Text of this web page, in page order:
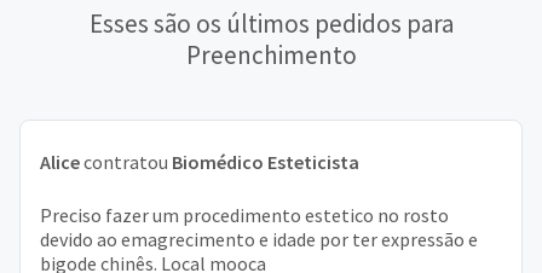
Esses são os últimos pedidos para
Preenchimento
Alicecontratou Biomédico Esteticista
Preciso fazer um procedimento estetico no rosto
devido ao emagrecimento e idade por ter expressão e
bigode chinês. Local mooca